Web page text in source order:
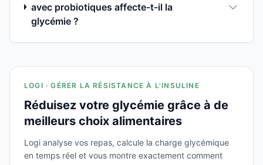
avec probiotiques affecte-t-il la
glycémie ?
LOGI · GÉRER LA RÉSISTANCE À L'INSULINE
Réduisez votre glycémie grâce à de
meilleurs choix alimentaires
Logi analyse vos repas, calcule la charge glycémique
en temps réel et vous montre exactement comment